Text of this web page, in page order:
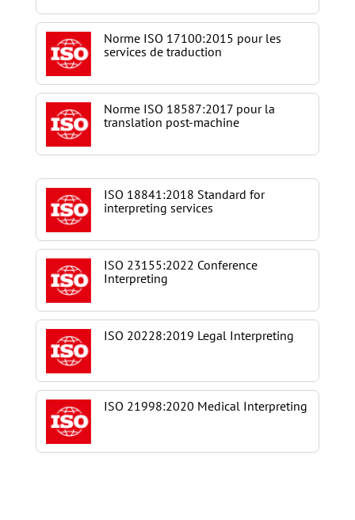
Norme ISO 17100:2015 pour les
services de traduction
Norme ISO 18587:2017 pour la
translation post-machine
ISO 18841:2018 Standard for
interpreting services
ISO 23155:2022 Conference
Interpreting
ISO 20228:2019 Legal Interpreting
ISO 21998:2020 Medical Interpreting